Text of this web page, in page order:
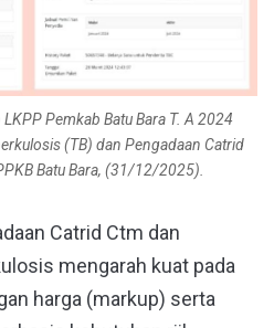
Pemkab Batu Bara T. A 2024
(TB) dan Pengadaan Catrid
Batu Bara, (31/12/2025).
Catrid Ctm dan
mengarah kuat pada
harga (markup) serta